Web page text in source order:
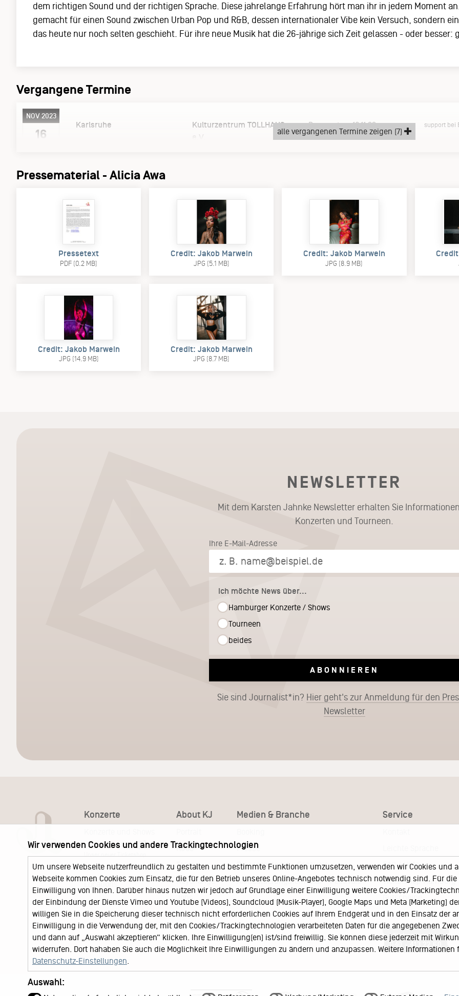
dem richtigen Sound und der richtigen Sprache. Diese jahrelange Erfahrung hört man ihr in jedem Moment
gemacht für einen Sound zwischen Urban Pop und R&B, dessen internationaler Vibe kein Versuch, sondern
das heute nur noch selten geschieht. Für ihre neue Musik hat die 26-jährige sich Zeit gelassen - oder besser:
Vergangene Termine
NOV 2023
16
Karlsruhe
Kulturzentrum TOLLHAUS
Donnerstag, 16.11.23 support bei
alle vergangenen Termine zeigen (7)
Pressematerial - Alicia Awa
Pressetext
PDF (0.2 MB)
Credit: Jakob Marwein
JPG (5.1 MB)
Credit: Jakob Marwein
JPG (8.9 MB)
Credit: Jakob Marwein
JPG (14.9 MB)
Credit: Jakob Marwein
JPG (8.7 MB)
NEWSLETTER
Mit dem Karsten Jahnke Newsletter erhalten Sie
Konzerten und Tourneen.
Ihre E-Mail-Adresse
Ich möchte News über...
Hamburger Konzerte / Shows
Tourneen
beides
ABONNIEREN
Sie sind Journalist*in? Hier geht's zur Anmeldung für den
Newsletter
Konzerte
KJ Ticketshop
Unser neuer Ticketshop
News
Locations
About KJ
KJ60
Team
Keychange
Jobs
Medien & Branche
Presse
Pressematerial – Festivals
Akkreditierungsformular – Festivals
Service
FAQ / Hilfe
Ticketshop Hamburg
Gutscheine
Callback-Service
Ticketservice
Wir verwenden Cookies und andere Trackingtechnologien
Um unsere Webseite nutzerfreundlich zu gestalten und bestimmte Funktionen umzusetzen, verwenden wir Cookies und
Webseite kommen Cookies zum Einsatz, die für den Betrieb unseres Online-Angebotes technisch notwendig sind. Für
Einwilligung von Ihnen. Darüber hinaus nutzen wir jedoch auf Grundlage einer Einwilligung weitere Cookies/
der Einbindung der Dienste Vimeo und Youtube (Videos), Soundcloud (Musik-Player), Google Maps und Meta (Marketing)
willigen Sie in die Speicherung dieser technisch nicht erforderlichen Cookies auf Ihrem Endgerät und in den Einsatz der
Einwilligung in die Verwendung der, mit den Cookies/Trackingtechnologien verarbeiteten Daten für die angegebenen
und dann auf „Auswahl akzeptieren“ klicken. Ihre Einwilligung(en) ist/sind freiwillig. Sie können diese jederzeit mit
widerrufen. Dort hahaben Sie auch die Möglichkeit Ihre Einwilligungen zu ändern und anzupassen. Weitere
Datenschutz-Einstellungen
Auswahl: